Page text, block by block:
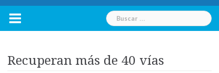
Buscar:
Recuperan más de 40 vías